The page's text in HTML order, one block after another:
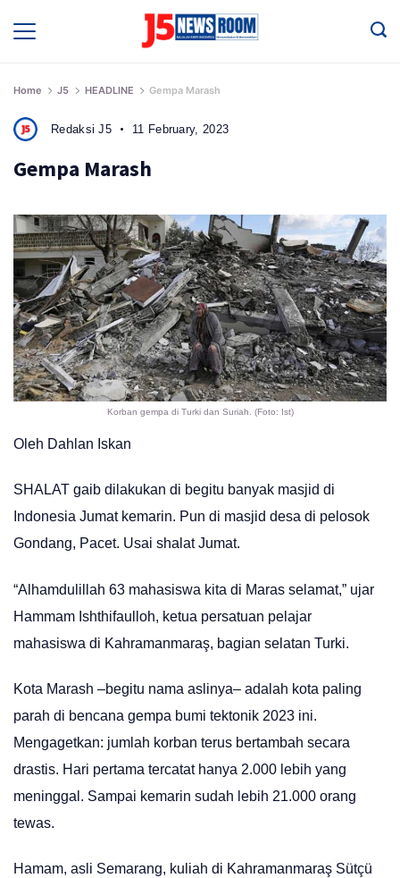
Home J5 HEADLINE Gempa Marash
Redaksi J5 11 February, 2023
Gempa Marash
Korban gempa di Turki dan Suriah. (Foto: Ist)
Oleh Dahlan Iskan
SHALAT gaib dilakukan di begitu banyak masjid di
Indonesia Jumat kemarin. Pun di masjid desa di pelosok
Gondang, Pacet. Usai shalat Jumat.
“Alhamdulillah 63 mahasiswa kita di Maras selamat,” ujar
Hammam Ishthifaulloh, ketua persatuan pelajar
mahasiswa di Kahramanmaraş, bagian selatan Turki.
Kota Marash –begitu nama aslinya– adalah kota paling
parah di bencana gempa bumi tektonik 2023 ini.
Mengagetkan: jumlah korban terus bertambah secara
drastis. Hari pertama tercatat hanya 2.000 lebih yang
meninggal. Sampai kemarin sudah lebih 21.000 orang
tewas.
Hamam, asli Semarang, kuliah di Kahramanmaraş Sütçü